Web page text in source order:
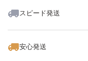
スピード発送
安心発送